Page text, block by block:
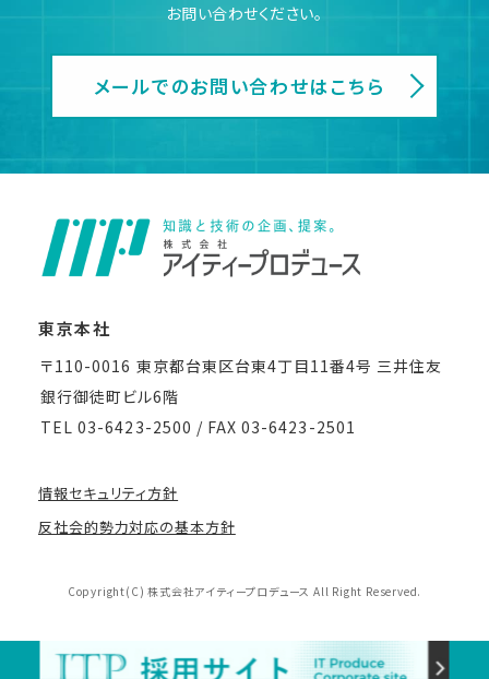
お問い合わせください。
メールでのお問い合わせはこちら
東京本社
〒110-0016 東京都台東区台東4丁目11番4号 三井住友
銀行御徒町ビル6階
TEL 03-6423-2500 / FAX 03-6423-2501
情報セキュリティ方針
反社会的勢力対応の基本方針
Copyright(C) 株式会社アイティープロデュース All Right Reserved.